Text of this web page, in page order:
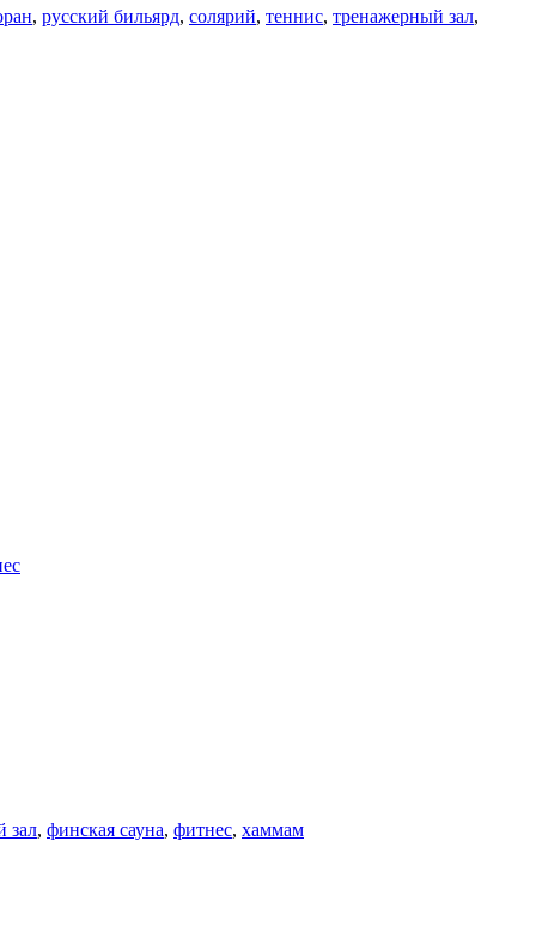
, русский бильярд, солярий, теннис, тренажерный зал,
зал, финская сауна, фитнес, хаммам